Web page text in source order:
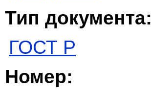
Тип документа:
ГОСТ Р
Номер: